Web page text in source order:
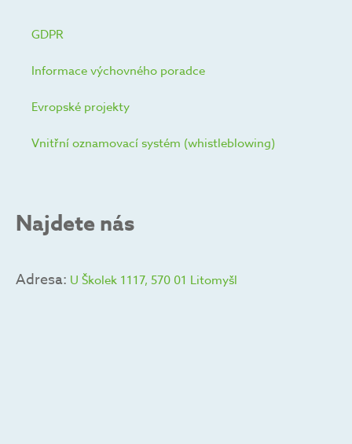
GDPR
Informace výchovného poradce
Evropské projekty
Vnitřní oznamovací systém (whistleblowing)
Najdete nás
Adresa: U Školek 1117, 570 01 Litomyšl